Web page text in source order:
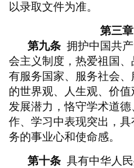
以录取文件为准。
第三章
第九条 拥护中国共
会主义制度，热爱祖国
有服务国家、服务社会
的世界观、人生观、价
发展潜力，恪守学术道
作、学习中表现突出，
务的事业心和使命感。
第十条 具有中华人